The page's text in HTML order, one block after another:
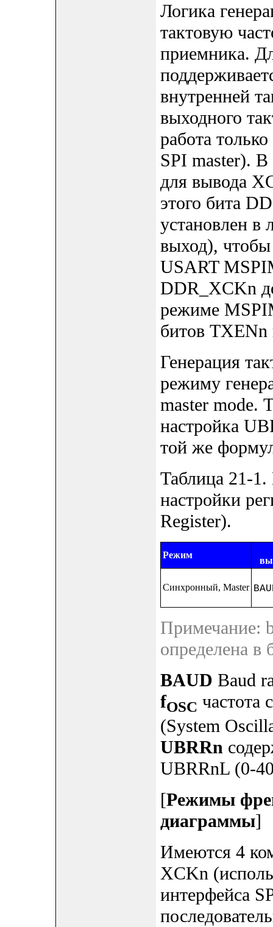
Логика
тактовую
приемника.
внутренней
выходного
работа
SPI master). В
для вывода
этого бита
установлен в
выход),
USART
DDR_XCKn
режиме
битов
Генерация
режиму
master mode.
настройка
той же
Таблица 21-
настройки
Register).
Режим
Синхронный, Master
Примечание:
определена в
BAUD Baud
fOSC частота
(System
UBRRn
UBRRnL (0-
[Режимы
диаграммы]
Имеются 4
XCKn
интерфейса